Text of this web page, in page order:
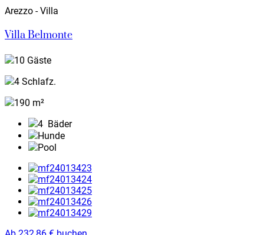
Arezzo - Villa
Villa Belmonte
10 Gäste
4 Schlafz.
190 m²
4 Bäder
Hunde
Pool